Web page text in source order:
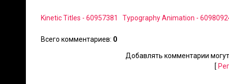
Kinetic Titles - 60957381 Typography Animation -
Всего комментариев: 0
Добавлять комментарии
[